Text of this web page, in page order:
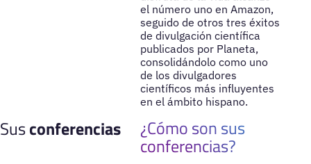
el número uno en Amazon,
seguido de otros tres éxitos
de divulgación científica
publicados por Planeta,
consolidándolo como uno
de los divulgadores
científicos más influyentes
en el ámbito hispano.
Susconferencias ¿Cómo son sus
conferencias?